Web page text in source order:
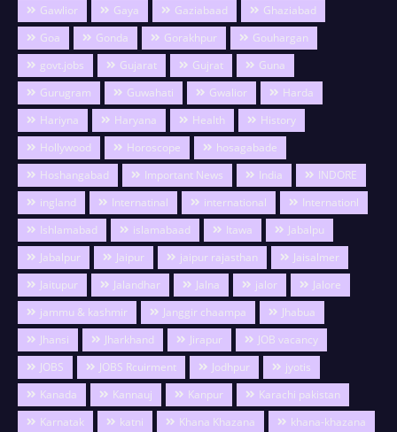
Gawlior
Gaya Gaziabaad
Ghaziabad
Goa
Gonda Gorakhpur
Gouhargan
govt.jobs
Gujarat Gujrat
Guna
Gurugram
Guwahati Gwalior
Harda
Hariyna
Haryana Health
History
Hollywood
Horoscope
hosagabade
Hoshangabad
Important News India
INDORE
ingland
Internatinal international
Internationl
Ishlamabad
islamabaad Itawa
Jabalpu
Jabalpur
Jaipur jaipur rajasthan
Jaisalmer
Jaitupur
Jalandhar Jalna jalor
Jalore
jammu & kashmir
Janggir chaampa
Jhabua
Jhansi
Jharkhand Jirapur
JOB vacancy
JOBS
JOBS Rcuirment Jodhpur
jyotis
Kanada
Kannauj Kanpur
Karachi pakistan
Karnatak
katni Khana Khazana
khana-khazana